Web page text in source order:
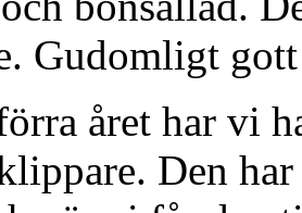
Gudomligt
året har vi
Den